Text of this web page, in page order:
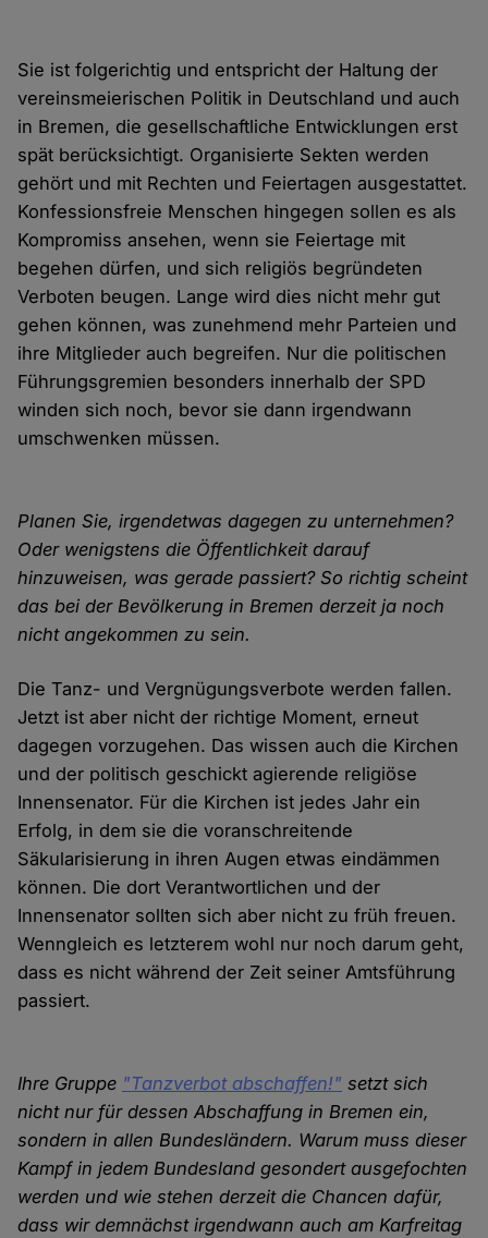
Sie ist folgerichtig und entspricht der Haltung der
vereinsmeierischen Politik in Deutschland und auch
in Bremen, die gesellschaftliche Entwicklungen erst
spät berücksichtigt. Organisierte Sekten werden
gehört und mit Rechten und Feiertagen ausgestattet.
Konfessionsfreie Menschen hingegen sollen es als
Kompromiss ansehen, wenn sie Feiertage mit
begehen dürfen, und sich religiös begründeten
Verboten beugen. Lange wird dies nicht mehr gut
gehen können, was zunehmend mehr Parteien und
ihre Mitglieder auch begreifen. Nur die politischen
Führungsgremien besonders innerhalb der SPD
winden sich noch, bevor sie dann irgendwann
umschwenken müssen.
Planen Sie, irgendetwas dagegen zu unternehmen?
Oder wenigstens die Öffentlichkeit darauf
hinzuweisen, was gerade passiert? So richtig scheint
das bei der Bevölkerung in Bremen derzeit ja noch
nicht angekommen zu sein.
Die Tanz- und Vergnügungsverbote werden fallen.
Jetzt ist aber nicht der richtige Moment, erneut
dagegen vorzugehen. Das wissen auch die Kirchen
und der politisch geschickt agierende religiöse
Innensenator. Für die Kirchen ist jedes Jahr ein
Erfolg, in dem sie die voranschreitende
Säkularisierung in ihren Augen etwas eindämmen
können. Die dort Verantwortlichen und der
Innensenator sollten sich aber nicht zu früh freuen.
Wenngleich es letzterem wohl nur noch darum geht,
dass es nicht während der Zeit seiner Amtsführung
passiert.
Ihre Gruppe "Tanzverbot abschaffen!" setzt sich
nicht nur für dessen Abschaffung in Bremen ein,
sondern in allen Bundesländern. Warum muss dieser
Kampf in jedem Bundesland gesondert ausgefochten
werden und wie stehen derzeit die Chancen dafür,
dass wir demnächst irgendwann auch am Karfreitag